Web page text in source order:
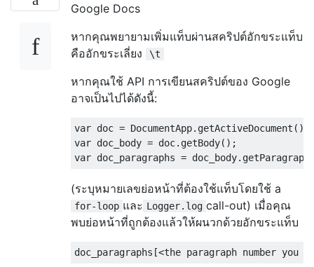
Google Docs
หากคุณพยายามเพิ่มแท็บผ่านสคริปต์อักขระแท็บ
คืออักขระเลี่ยง
\t
หากคุณใช้ API การเขียนสคริปต์ของ Google
อาจเป็นไปได้ดังนี้:
var doc = DocumentApp.getActiveDocument();
var doc_body = doc.getBody();
(ระบุหมายเลขย่อหน้าที่ต้องใช้แท็บโดยใช้ a
for-loop และ Logger.log call-out) เมื่อคุณ
พบย่อหน้าที่ถูกต้องแล้วให้ผนวกด้วยอักขระแท็บ